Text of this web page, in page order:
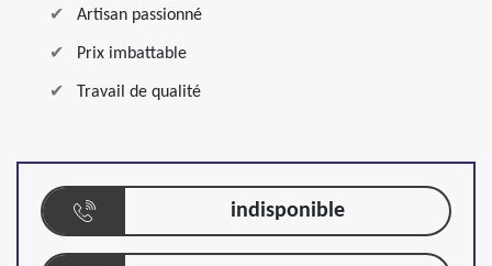
Artisan passionné
Prix imbattable
Travail de qualité
indisponible